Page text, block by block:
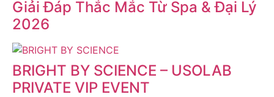
Giải Đáp Thắc Mắc Từ Spa & Đại Lý
2026
BRIGHT BY SCIENCE – USOLAB
PRIVATE VIP EVENT